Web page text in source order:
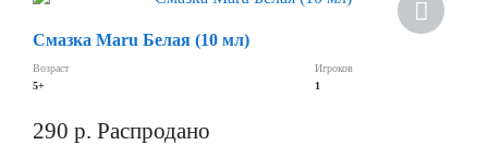
Смазка Maru Белая (10 мл)
Возраст
5+
Игроков
1
290 р. Распродано